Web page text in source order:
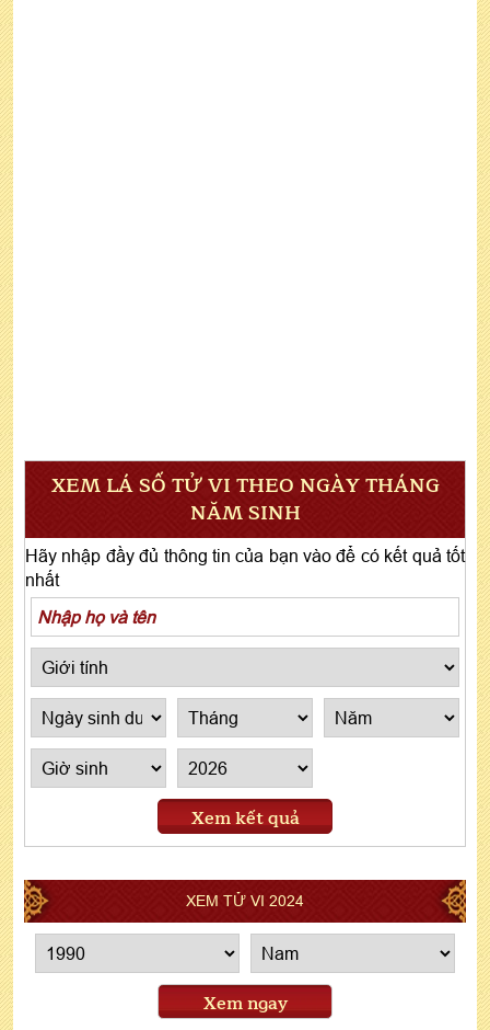
XEM LÁ SỐ TỬ VI THEO NGÀY THÁNG
NĂM SINH
Hãy nhập đầy đủ thông tin của bạn vào để có kết quả tốt
nhất
Xem kết quả
XEM TỬ VI 2024
Xem ngay